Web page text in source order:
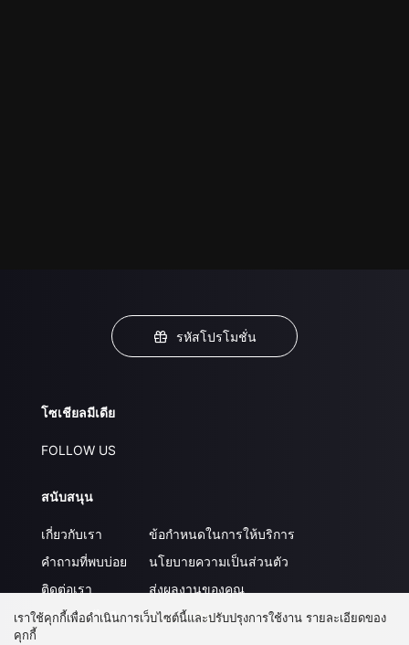
รหัสโปรโมชั่น
โซเชียลมีเดีย
FOLLOW US
สนับสนุน
เกี่ยวกับเรา
คำถามที่พบบ่อย
ติดต่อเรา
อัปเกรด วีไอพี
ข้อกำหนดในการให้บริการ
นโยบายความเป็นส่วนตัว
ส่งผลงานของคุณ
ร่วมงานกับเรา
เราใช้คุกกี้เพื่อดำเนินการเว็บไซต์นี้และปรับปรุงการใช้งาน รายละเอียดของ
คุกกี้